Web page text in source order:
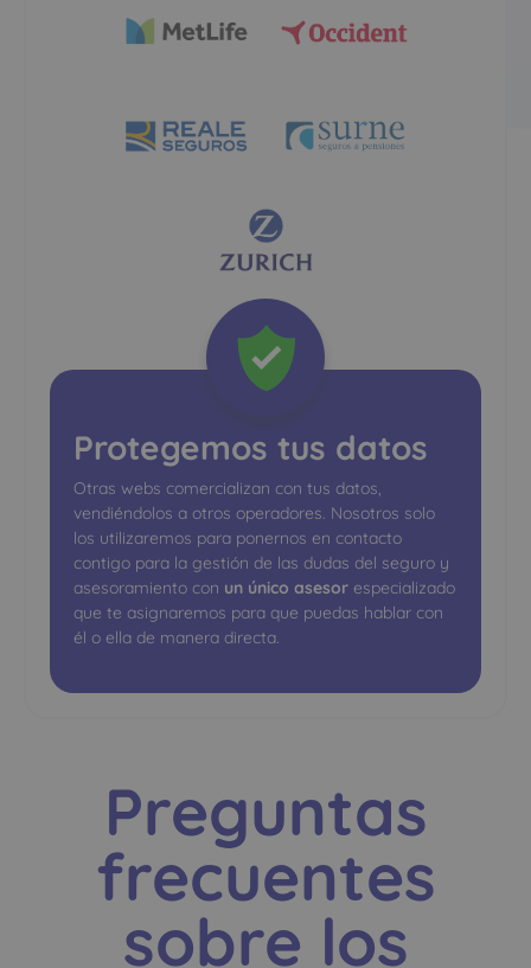
Protegemos tus datos
Otras webs comercializan con tus datos,
vendiéndolos a otros operadores. Nosotros solo
los utilizaremos para ponernos en contacto
contigo para la gestión de las dudas del seguro y
asesoramiento con un único asesor especializado
que te asignaremos para que puedas hablar con
él o ella de manera directa.
Preguntas
frecuentes
sobre los